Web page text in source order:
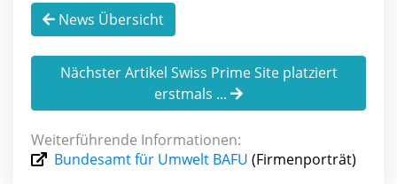
News Übersicht
Nächster Artikel Swiss Prime Site platziert
erstmals ...
Weiterführende Informationen:
Bundesamt für Umwelt BAFU (Firmenporträt)